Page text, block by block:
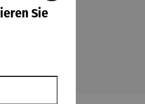
Sie